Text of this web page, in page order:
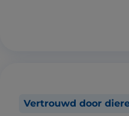
Vertrouwd door